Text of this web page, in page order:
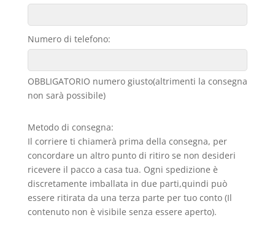
Numero di telefono:
OBBLIGATORIO numero giusto(altrimenti la consegna
non sarà possibile)
Metodo di consegna:
Il corriere ti chiamerà prima della consegna, per
concordare un altro punto di ritiro se non desideri
ricevere il pacco a casa tua. Ogni spedizione è
discretamente imballata in due parti,quindi può
essere ritirata da una terza parte per tuo conto (Il
contenuto non è visibile senza essere aperto).